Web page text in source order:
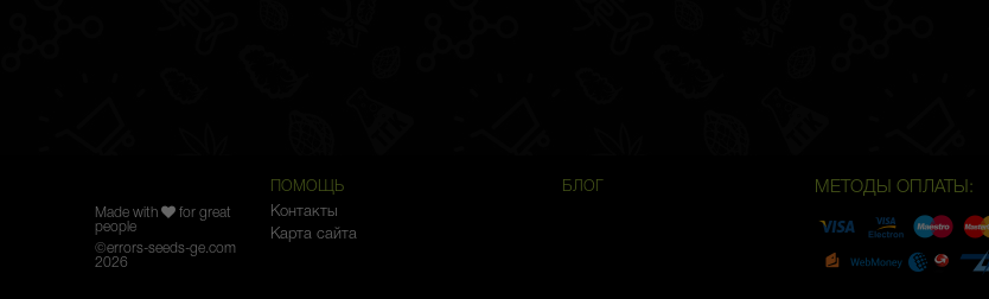
Made with
for great
people
©errors-seeds-ge.com
2026
ПОМОЩЬ
Контакты
Карта сайта
БЛОГ МЕТОДЫ ОПЛАТЫ: